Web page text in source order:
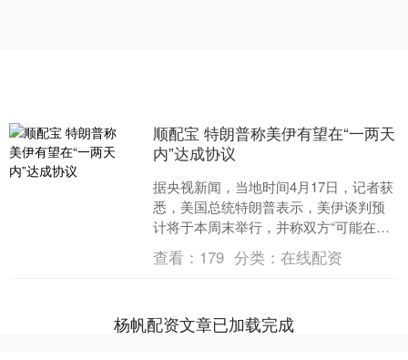
顺配宝 特朗普称美伊有望在“一两天
内”达成协议
据央视新闻，当地时间4月17日，记者获
悉，美国总统特朗普表示，美伊谈判预
计将于本周末举行，并称双方“可能在一
两天内达成协议”。特朗普在电话采访中
表示，伊朗“希望....
查看： 179 分类：在线配资
杨帆配资文章已加载完成